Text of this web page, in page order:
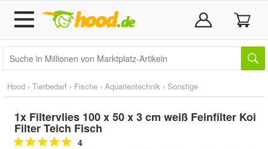
Hood › Tierbedarf › Fische › Aquarientechnik › Sonstige
1x Filtervlies 100 x 50 x 3 cm weiß Feinfilter Koi
Filter Teich Fisch
4